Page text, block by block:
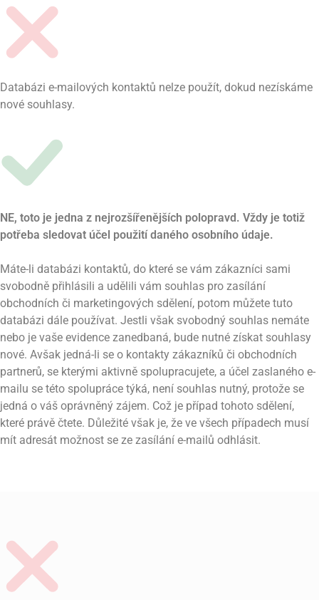
Databázi e-mailových kontaktů nelze použít, dokud nezískáme
nové souhlasy.
NE, toto je jedna z nejrozšířenějších polopravd. Vždy je totiž
potřeba sledovat účel použití daného osobního údaje.
Máte-li databázi kontaktů, do které se vám zákazníci sami
svobodně přihlásili a udělili vám souhlas pro zasílání
obchodních či marketingových sdělení, potom můžete tuto
databázi dále používat. Jestli však svobodný souhlas nemáte
nebo je vaše evidence zanedbaná, bude nutné získat souhlasy
nové. Avšak jedná-li se o kontakty zákazníků či obchodních
partnerů, se kterými aktivně spolupracujete, a účel zaslaného e-
mailu se této spolupráce týká, není souhlas nutný, protože se
jedná o váš oprávněný zájem. Což je případ tohoto sdělení,
které právě čtete. Důležité však je, že ve všech případech musí
mít adresát možnost se ze zasílání e-mailů odhlásit.